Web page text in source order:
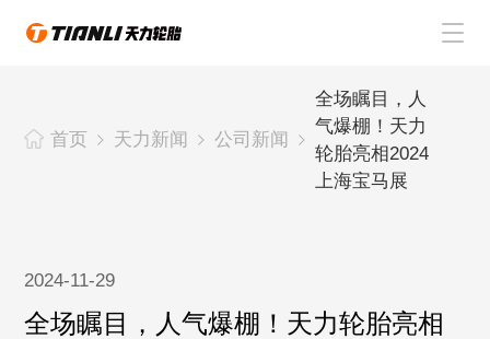
天力轮胎
联系天力
首页 天力新闻 公司新闻
全场瞩目，人
气爆棚！天力
轮胎亮相2024
上海宝马展
2024-11-29
全场瞩目，人气爆棚！天力轮胎亮相